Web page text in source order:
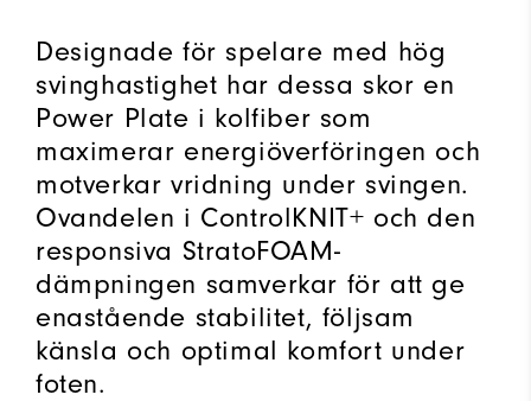
Designade för spelare med hög
svinghastighet har dessa skor en
Power Plate i kolfiber som
maximerar energiöverföringen och
motverkar vridning under svingen.
Ovandelen i ControlKNIT+ och den
responsiva StratoFOAM-
dämpningen samverkar för att ge
enastående stabilitet, följsam
känsla och optimal komfort under
foten.